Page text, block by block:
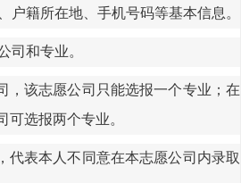
籍所在地、手机号码等基本信息。
司和专业。
，该志愿公司只能选报一个专业；在
选报两个专业。
代表本人不同意在本志愿公司内录取